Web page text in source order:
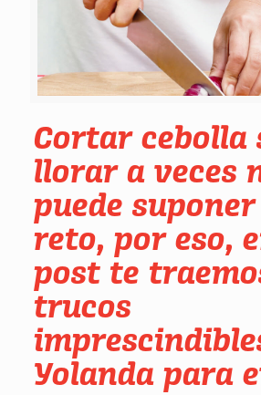
Cortar cebolla
llorar a veces
puede
reto, por eso,
post te
trucos
Yolanda para